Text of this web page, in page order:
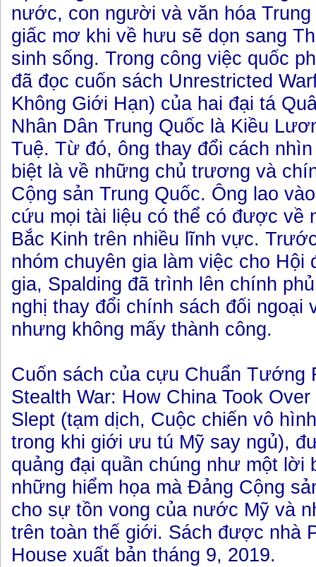
nước, con người và văn hóa
giấc mơ khi về hưu sẽ dọn sang
sinh sống. Trong công việc quốc
đã đọc cuốn sách Unrestricted
Không Giới Hạn) của hai đại tá
Nhân Dân Trung Quốc là Kiều
Tuệ. Từ đó, ông thay đổi cách
biệt là về những chủ trương và
Cộng sản Trung Quốc. Ông lao
cứu mọi tài liệu có thể có được về
Bắc Kinh trên nhiều lĩnh vực.
nhóm chuyên gia làm việc cho Hội
gia, Spalding đã trình lên chính
nghị thay đổi chính sách đối ngoại
nhưng không mấy thành công.
Cuốn sách của cựu Chuẩn Tướng
Stealth War: How China Took Over
Slept (tạm dịch, Cuộc chiến vô
trong khi giới ưu tú Mỹ say ngủ),
quảng đại quần chúng như một lời
những hiểm họa mà Đảng Cộng
cho sự tồn vong của nước Mỹ và
trên toàn thế giới. Sách được nhà
House xuất bản tháng 9, 2019.